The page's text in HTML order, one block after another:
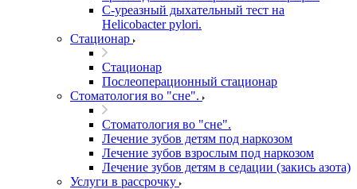
С-уреазный дыхательный тест на
Helicobacter pylori.
Стационар
Стационар
Послеоперационный стационар
Стоматология во "сне".
Стоматология во "сне".
Лечение зубов детям под наркозом
Лечение зубов взрослым под наркозом
Лечение зубов детям в седации (закись азота)
Услуги в рассрочку